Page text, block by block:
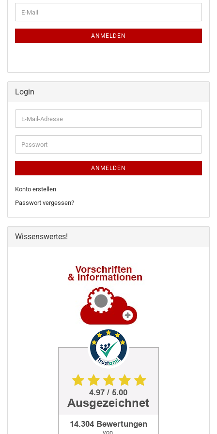
ZUR
E-
Mail
ANMELDEN
Login
E-
Mail-
Adresse
Passwort
ANMELDEN
Konto erstellen
Passwort vergessen?
Wissenswertes!